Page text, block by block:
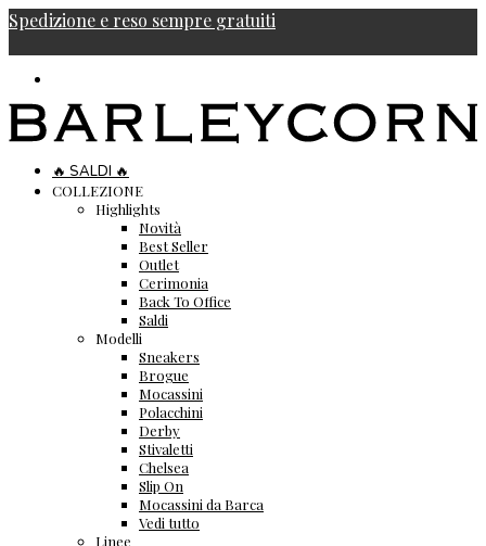
Spedizione e reso sempre gratuiti
🔥 SALDI 🔥
COLLEZIONE
Highlights
Novità
Best Seller
Outlet
Cerimonia
Back To Office
Saldi
Modelli
Sneakers
Brogue
Mocassini
Polacchini
Derby
Stivaletti
Chelsea
Slip On
Mocassini da Barca
Vedi tutto
Linee